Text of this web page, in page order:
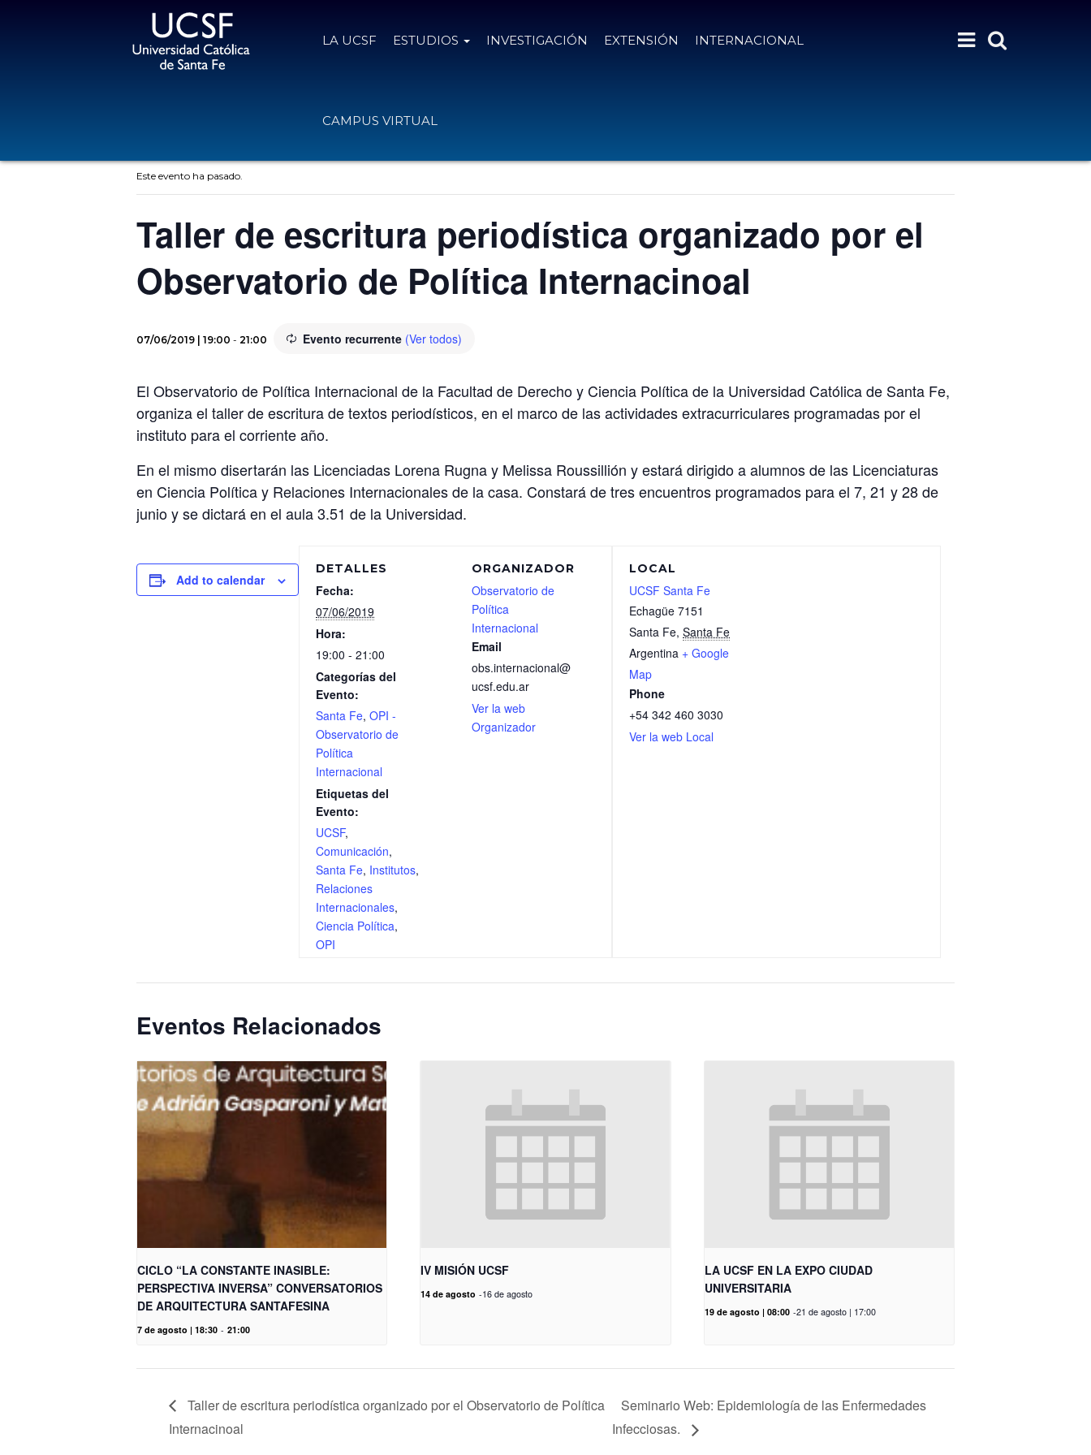
LA UCSF ESTUDIOS INVESTIGACIÓN EXTENSIÓN INTERNACIONAL
CAMPUS VIRTUAL
Este evento ha pasado.
Taller de escritura periodística organizado por el
Observatorio de Política Internacinoal
07/06/2019 | 19:00 - 21:00 Evento recurrente (Ver todos)
El Observatorio de Política Internacional de la Facultad de Derecho y Ciencia Política de la Universidad Católica de Santa Fe,
organiza el taller de escritura de textos periodísticos, en el marco de las actividades extracurriculares programadas por el
instituto para el corriente año.
En el mismo disertarán las Licenciadas Lorena Rugna y Melissa Roussillión y estará dirigido a alumnos de las Licenciaturas
en Ciencia Política y Relaciones Internacionales de la casa. Constará de tres encuentros programados para el 7, 21 y 28 de
junio y se dictará en el aula 3.51 de la Universidad.
Add to calendar
DETALLES
Fecha:
07/06/2019
Hora:
19:00 - 21:00
Categorías del
Evento:
Santa Fe, OPI -
Observatorio de
Política
Internacional
Etiquetas del
Evento:
UCSF,
Comunicación,
Santa Fe, Institutos,
Relaciones
Internacionales,
Ciencia Política,
OPI
ORGANIZADOR
Observatorio de
Política
Internacional
Email
obs.internacional@
ucsf.edu.ar
Ver la web
Organizador
LOCAL
UCSF Santa Fe
Echagüe 7151
Santa Fe, Santa Fe
Argentina + Google
Map
Phone
+54 342 460 3030
Ver la web Local
Eventos Relacionados
CICLO “LA CONSTANTE INASIBLE:
PERSPECTIVA INVERSA” CONVERSATORIOS
DE ARQUITECTURA SANTAFESINA
7 de agosto | 18:30 - 21:00
IV MISIÓN UCSF
14 de agosto -16 de agosto
LA UCSF EN LA EXPO CIUDAD
UNIVERSITARIA
19 de agosto | 08:00 -21 de agosto | 17:00
Taller de escritura periodística organizado por el Observatorio de Política
Internacinoal
Seminario Web: Epidemiología de las Enfermedades
Infecciosas.